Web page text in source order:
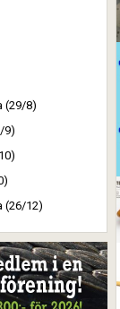
(29/8)
9)
(26/12)